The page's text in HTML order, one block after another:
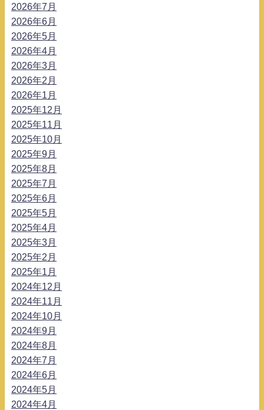
2026年7月
2026年6月
2026年5月
2026年4月
2026年3月
2026年2月
2026年1月
2025年12月
2025年11月
2025年10月
2025年9月
2025年8月
2025年7月
2025年6月
2025年5月
2025年4月
2025年3月
2025年2月
2025年1月
2024年12月
2024年11月
2024年10月
2024年9月
2024年8月
2024年7月
2024年6月
2024年5月
2024年4月